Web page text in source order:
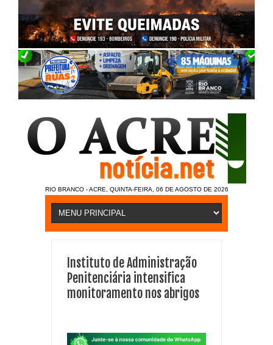
RIO BRANCO - ACRE, QUINTA-FEIRA, 06 DE AGOSTO DE 2026
Instituto de Administração
Penitenciária intensifica
monitoramento nos abrigos